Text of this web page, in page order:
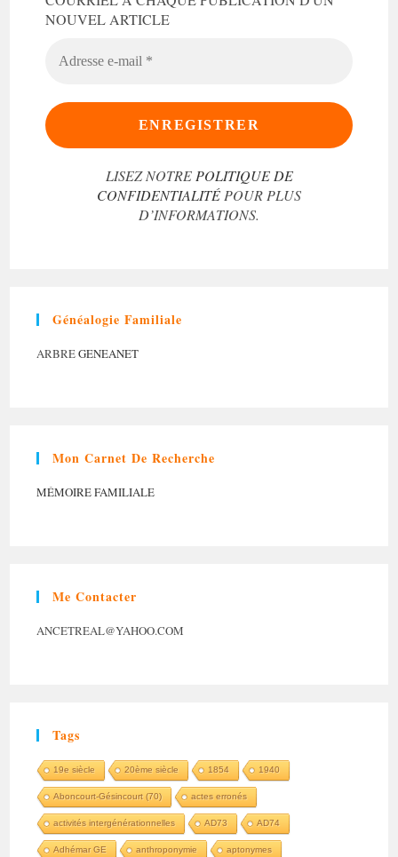
NOUVEL ARTICLE
LISEZ NOTRE POLITIQUE DE
CONFIDENTIALITÉ POUR PLUS
D’INFORMATIONS.
Généalogie Familiale
ARBREGENEANET
Mon Carnet De Recherche
MÉMOIRE FAMILIALE
Me Contacter
ANCETREAL@YAHOO.COM
Tags
19e siècle 20ème siècle 1854 1940
Aboncourt-Gésincourt (70) actes erronés
activités intergénérationnelles AD73 AD74
Adhémar GE anthroponymie aptonymes